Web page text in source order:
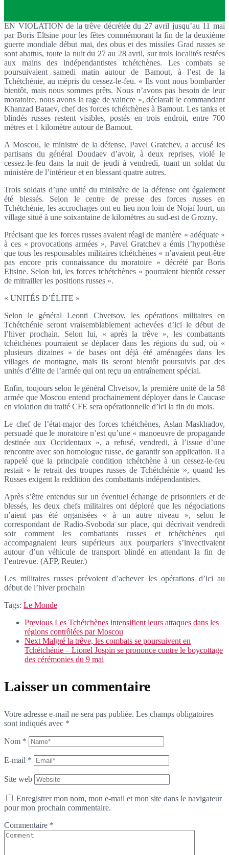
EN VIOLATION de la trêve décrétée du 27 avril jusqu’au 11 mai
par Boris Eltsine pour les fêtes commémorant la fin de la deuxième
guerre mondiale début mai, des obus et des missiles Grad russes se
sont abattus, toute la nuit du 27 au 28 avril, sur trois localités restées
aux mains des indépendantistes tchétchènes. Les combats se
poursuivaient samedi matin autour de Bamout, à l’est de la
Tchétchénie, au mépris du cessez-le-feu. « Ils vont nous bombarder
bientôt, mais nous sommes prêts. Nous n’avons pas besoin de leur
moratoire, nous avons la rage de vaincre », déclarait le commandant
Khanzad Bataev, chef des forces tchétchènes à Bamout. Les tanks et
blindés russes restent visibles, postés en trois endroit, entre 700
mètres et 1 kilomètre autour de Bamout.
A Moscou, le ministre de la défense, Pavel Gratchev, a accusé les
partisans du général Doudaev d’avoir, à deux reprises, violé le
cessez-le-feu dans la nuit de jeudi à vendredi, tuant un soldat du
ministère de l’intérieur et en blessant quatre autres.
Trois soldats d’une unité du ministère de la défense ont également
été blessés. Selon le centre de presse des forces russes en
Tchétchénie, les accrochages ont eu lieu non loin de Nojaï Iourt, un
village situé à une soixantaine de kilomètres au sud-est de Grozny.
Précisant que les forces russes avaient réagi de manière « adéquate »
à ces « provocations armées », Pavel Gratchev a émis l’hypothèse
que tous les responsables militaires tchétchènes « n’avaient peut-être
pas encore pris connaissance du moratoire » décrété par Boris
Eltsine. Selon lui, les forces tchétchènes « pourraient bientôt cesser
de mitrailler les positions russes ».
« UNITÉS D’ÉLITE »
Selon le général Leonti Chvetsov, les opérations militaires en
Tchétchénie seront vraisemblablement achevées d’ici le début de
l’hiver prochain. Selon lui, « après la trêve », les combattants
tchétchènes pourraient se déplacer dans les régions du sud, où «
plusieurs dizaines » de bases ont déjà été aménagées dans les
villages de montagne, mais ils seront bientôt poursuivis par des
unités d’élite de l’armée qui ont reçu un entraînement spécial.
Enfin, toujours selon le général Chvetsov, la première unité de la 58
armée que Moscou entend prochainement déployer dans le Caucase
en violation du traité CFE sera opérationnelle d’ici la fin du mois.
Le chef de l’état-major des forces tchétchènes, Aslan Maskhadov,
persuadé que le moratoire n’est qu’une « manoeuvre de propagande
destinée aux Occidentaux », a refusé, vendredi, à l’issue d’une
rencontre avec son homologue russe, de garantir son application. Il a
rappelé que la principale condition tchétchène à un cessez-le-feu
restait « le retrait des troupes russes de Tchétchénie », quand les
Russes exigent la reddition des combattants indépendantistes.
Après s’être entendus sur un éventuel échange de prisonniers et de
blessés, les deux chefs militaires ont déploré que les négociations
n’aient pas été organisées « à un autre niveau », selon le
correspondant de Radio-Svoboda sur place, qui décrivait vendredi
soir comment les combattants russes et tchétchènes qui
accompagnaient leurs supérieurs aux pourparlers s’invectivaient
autour d’un véhicule de transport blindé en attendant la fin de
l’entrevue. (AFP, Reuter.)
Les militaires russes prévoient d’achever les opérations d’ici au
début de l’hiver prochain
Tags: Le Monde
Previous Les Tchétchènes intensifient leurs attaques dans les
régions contrôlées par Moscou
Next Malgré la trêve, les combats se poursuivent en
Tchétchénie – Lionel Jospin se prononce contre le boycottage
des cérémonies du 9 mai
Laisser un commentaire
Votre adresse e-mail ne sera pas publiée. Les champs obligatoires
sont indiqués avec *
Nom *
E-mail *
Site web
Enregistrer mon nom, mon e-mail et mon site dans le navigateur
pour mon prochain commentaire.
Commentaire *